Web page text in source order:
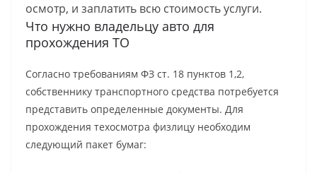
осмотр, и заплатить всю стоимость услуги.
Что нужно владельцу авто для
прохождения ТО
Согласно требованиям ФЗ ст. 18 пунктов 1,2,
собственнику транспортного средства потребуется
представить определенные документы. Для
прохождения техосмотра физлицу необходим
следующий пакет бумаг: